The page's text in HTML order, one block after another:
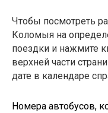
Чтобы посмотреть
Коломыя на
поездки и нажмите
верхней части
дате в календаре
Номера автобусов,